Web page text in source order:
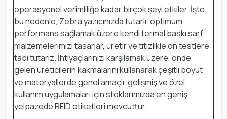
operasyonel verimliliğe kadar birçok şeyi etkiler. İşte
bu nedenle, Zebra yazıcınızda tutarlı, optimum
performans sağlamak üzere kendi termal baskı sarf
malzemelerimizi tasarlar, üretir ve titizlikle ön testlere
tabi tutarız. İhtiyaçlarınızı karşılamak üzere, önde
gelen üreticilerin kakmalarını kullanarak çeşitli boyut
ve materyallerde genel amaçlı, gelişmiş ve özel
kullanım uygulamaları için stoklarımızda en geniş
yelpazede RFID etiketleri mevcuttur.